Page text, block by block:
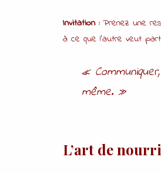
Invitation :Prenez une
à ce que l’autre veut
«
même. »
L’art de